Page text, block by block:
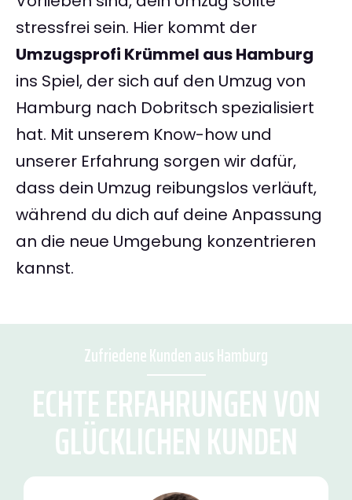
stressfrei sein. Hier kommt der
Umzugsprofi Krümmel aus Hamburg
ins Spiel, der sich auf den Umzug von
Hamburg nach Dobritsch spezialisiert
hat. Mit unserem Know-how und
unserer Erfahrung sorgen wir dafür,
dass dein Umzug reibungslos verläuft,
während du dich auf deine Anpassung
an die neue Umgebung konzentrieren
kannst.
Zufriedene Kunden aus Hamburg
ECHTE ERFAHRUNGEN VON
GLÜCKLICHEN KUNDEN